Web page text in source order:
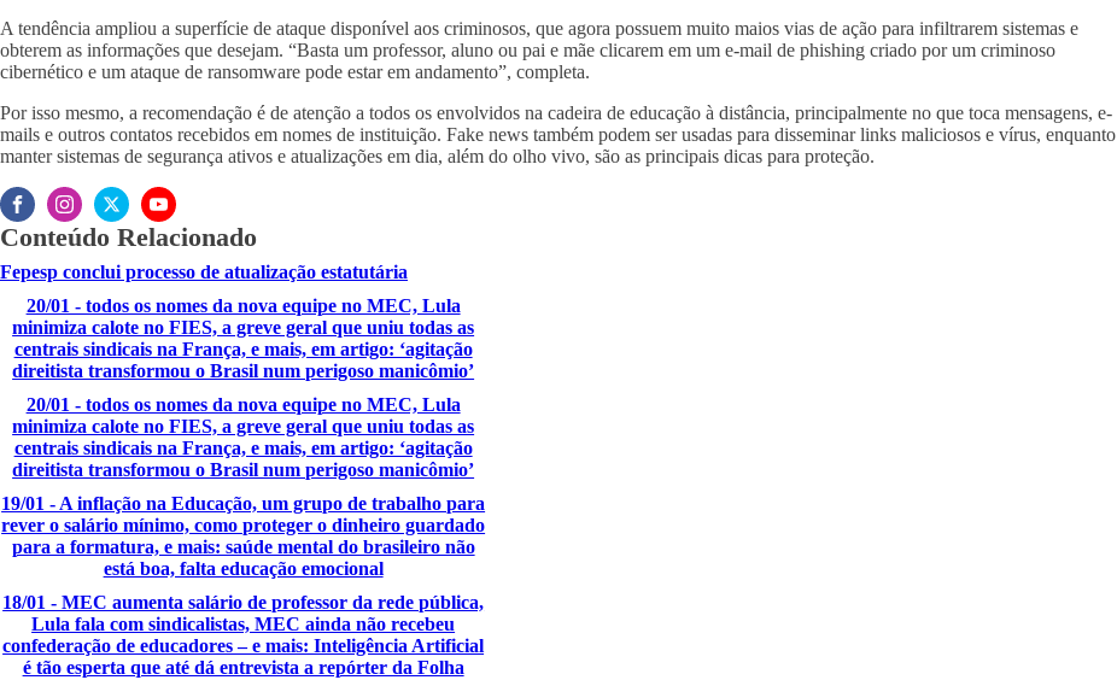
A tendência ampliou a superfície de ataque disponível aos criminosos, que agora possuem muito maios vias de ação para infiltrarem sistemas e
obterem as informações que desejam. “Basta um professor, aluno ou pai e mãe clicarem em um e-mail de phishing criado por um criminoso
cibernético e um ataque de ransomware pode estar em andamento”, completa.
Por isso mesmo, a recomendação é de atenção a todos os envolvidos na cadeira de educação à distância, principalmente no que toca mensagens, e-
mails e outros contatos recebidos em nomes de instituição. Fake news também podem ser usadas para disseminar links maliciosos e vírus, enquanto
manter sistemas de segurança ativos e atualizações em dia, além do olho vivo, são as principais dicas para proteção.
Conteúdo Relacionado
Fepesp conclui processo de atualização estatutária
20/01 - todos os nomes da nova equipe no MEC, Lula
minimiza calote no FIES, a greve geral que uniu todas as
centrais sindicais na França, e mais, em artigo: ‘agitação
direitista transformou o Brasil num perigoso manicômio’
20/01 - todos os nomes da nova equipe no MEC, Lula
minimiza calote no FIES, a greve geral que uniu todas as
centrais sindicais na França, e mais, em artigo: ‘agitação
direitista transformou o Brasil num perigoso manicômio’
19/01 - A inflação na Educação, um grupo de trabalho para
rever o salário mínimo, como proteger o dinheiro guardado
para a formatura, e mais: saúde mental do brasileiro não
está boa, falta educação emocional
18/01 - MEC aumenta salário de professor da rede pública,
Lula fala com sindicalistas, MEC ainda não recebeu
confederação de educadores – e mais: Inteligência Artificial
é tão esperta que até dá entrevista a repórter da Folha